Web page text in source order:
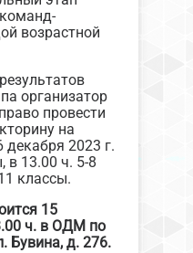
возрастной
организатор
провести
на
2023 г.
в 13.00 ч. 5-8
классы.
15
ч. в ОДМ по
Бувина, д. 276.